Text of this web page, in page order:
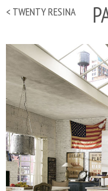
< TWENTY RESINA